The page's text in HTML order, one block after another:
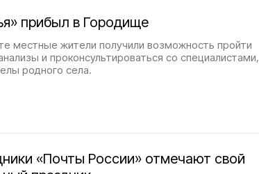
прибыл в Городище
местные жители получили возможность пройти
и проконсультироваться со специалистами,
родного села.
«Почты России» отмечают свой